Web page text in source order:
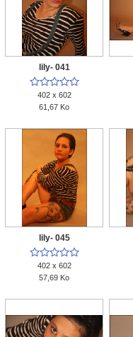
lily- 041

402 x 602
61,67 Ko
lily- 045

402 x 602
57,69 Ko